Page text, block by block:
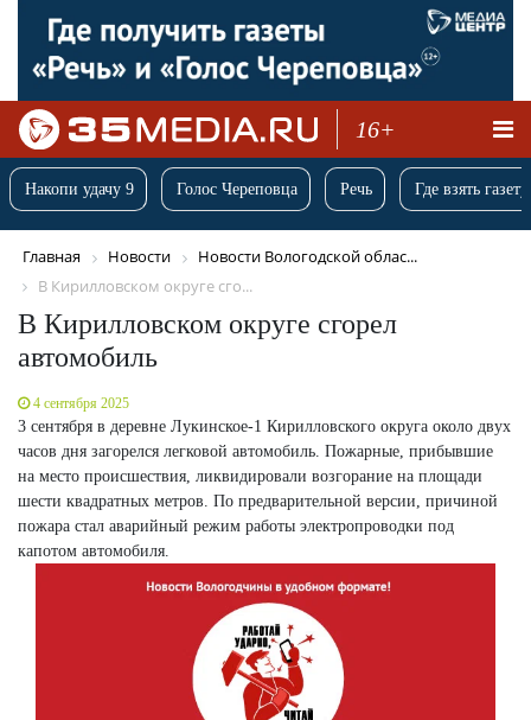
16+
Накопи удачу 9 Голос Череповца Речь Где взять
Главная Новости
Новости Вологодской облас...
В Кирилловском округе сго...
В Кирилловском округе сгорел
автомобиль
4 сентября 2025
3 сентября в деревне Лукинское-1 Кирилловского округа около двух
часов дня загорелся легковой автомобиль. Пожарные, прибывшие
на место происшествия, ликвидировали возгорание на площади
шести квадратных метров. По предварительной версии, причиной
пожара стал аварийный режим работы электропроводки под
капотом автомобиля.